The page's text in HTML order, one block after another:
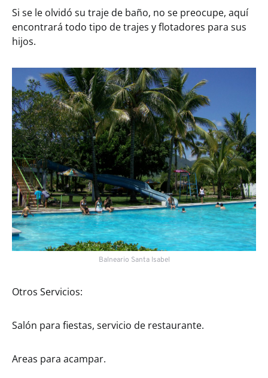
Si se le olvidó su traje de baño, no se preocupe, aquí
encontrará todo tipo de trajes y flotadores para sus
hijos.
Balneario Santa Isabel
Otros Servicios:
Salón para fiestas, servicio de restaurante.
Areas para acampar.